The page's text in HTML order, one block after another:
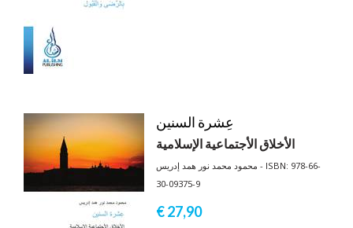
عِشرة السنين
الأخلاق الأجتماعية الإسلامية
محمود محمد نور همد إدريس - ISBN: 978-66-
30-09375-9
€ 27,90